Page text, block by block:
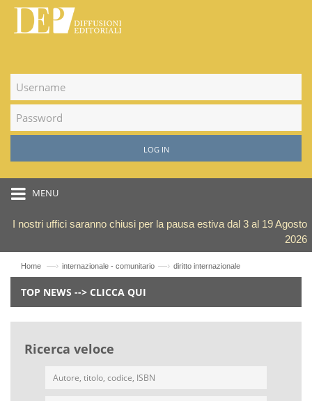
LOG IN
MENU
I nostri uffici saranno chiusi per la pausa estiva dal 3 al 19 Agosto
2026
Home —› internazionale - comunitario —› diritto internazionale
TOP NEWS --> CLICCA QUI
Ricerca veloce